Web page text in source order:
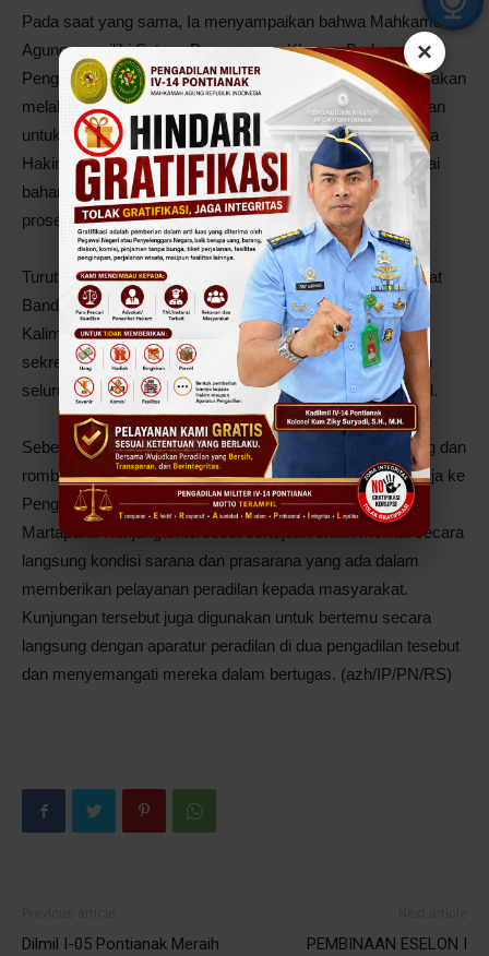
×
Pada saat yang sama, Ia menyampaikan bahwa Mahkamah
Agung memiliki Satuan Pengawasan Khusus Badan
Pengawasan Mahkamah Agung (Mystery Shopper) yang akan
melakukan profiling integritas Hakim dan Aparatur Peradilan
untuk mendapatkan data yang akurat terkait integritas para
Hakim dan Aparatur Peradilan di seluruh indonesia sebagai
bahan bagi upaya pembinaan dan mitigasi resiko dalam
proses promosi dan mutasi.
Turut hadir secara langsung yaitu Ketua Pengadilan Tingkat
Banding, Ketua Pengadilan Tingkat Pertama se wilayah
Kalimantan Selatan, para hakim, para panitera, para
sekretaris, para hakim dan lainnya. Acara diiikuti pula oleh
seluruh insan peradilan di seluruh Indonesia melalui virtual.
Sebelum melakukan pembinaan, Ketua Mahkamah Agung dan
rombongan menyempatkan diri melakukan kunjungan kerja ke
Pengadilan Negeri Martapura dan Pengadilan Agama
Martapura. Kunjungan tersebut bertujuan untuk melihat secara
langsung kondisi sarana dan prasarana yang ada dalam
memberikan pelayanan peradilan kepada masyarakat.
Kunjungan tersebut juga digunakan untuk bertemu secara
langsung dengan aparatur peradilan di dua pengadilan tesebut
dan menyemangati mereka dalam bertugas. (azh/IP/PN/RS)
Dilmil I-05 Pontianak Meraih
PEMBINAAN ESELON I